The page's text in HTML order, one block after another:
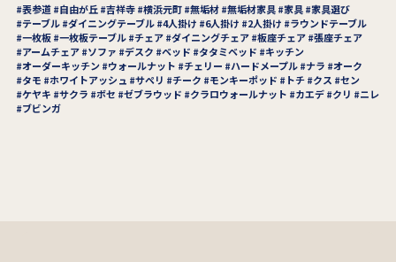
表参道 自由が丘 吉祥寺 横浜元町 無垢材 無垢材家具 家具
家具選び
テーブル ダイニングテーブル 4人掛け 6人掛け 2人掛け
ラウンドテーブル
一枚板 一枚板テーブル チェア ダイニングチェア 板座チェア 張座チェア
アームチェア
ソファ デスク ベッド タタミベッド
キッチン
オーダーキッチン
ウォールナット チェリー ハードメープル ナラ
オーク
タモ
ホワイトアッシュ サペリ チーク モンキーポッド トチ クス
セン
ケヤキ
サクラ ボセ ゼブラウッド クラロウォールナット カエデ クリ
ニレ
ブビンガ